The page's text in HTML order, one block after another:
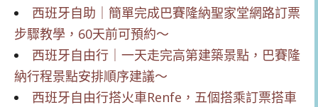
西班牙自助｜簡單完成巴賽隆納聖家堂網路訂票
步驟教學，60天前可預約～
西班牙自由行｜一天走完高第建築景點，巴賽隆
納行程景點安排順序建議～
西班牙自由行搭火車Renfe，五個搭乘訂票搭車